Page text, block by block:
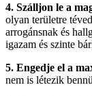
4. Szálljon le a
olyan területre
arrogánsnak és
igazam és szinte
5. Engedje el a
nem is létezik